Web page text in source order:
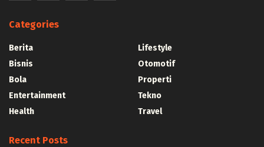
Categories
Berita
Bisnis
Bola
Entertainment
Health
Lifestyle
Otomotif
Properti
Tekno
Travel
Recent Posts